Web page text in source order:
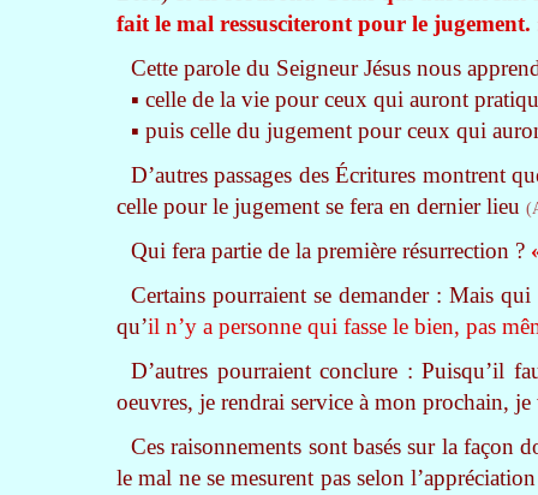
fait le mal ressusciteront pour le jugement.
Cette parole du Seigneur Jésus nous
▪ celle de la vie pour ceux qui auront
▪ puis celle du jugement pour ceux qui
D’autres passages des Écritures montrent
celle pour le jugement se fera en dernier lieu
Qui fera partie de la première résurrection ?
Certains pourraient se demander : Mais
qu’il n’y a personne qui fasse le bien, pas
D’autres pourraient conclure : Puisqu’il
oeuvres, je rendrai service à mon prochain,
Ces raisonnements sont basés sur la
le mal ne se mesurent pas selon